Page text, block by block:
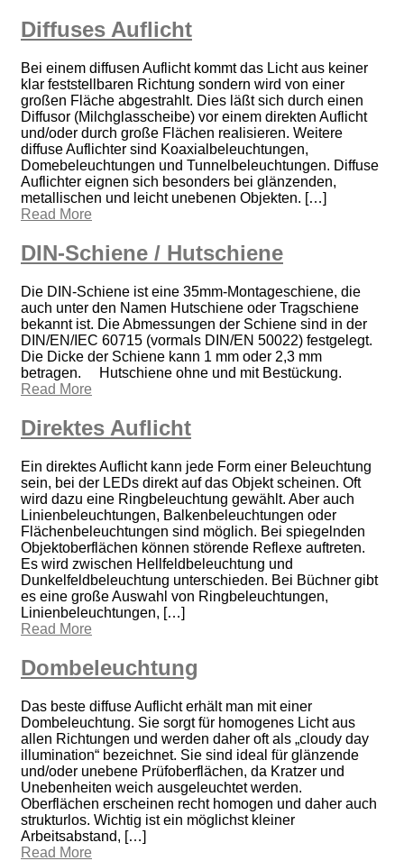
Diffuses Auflicht
Bei einem diffusen Auflicht kommt das Licht aus keiner
klar feststellbaren Richtung sondern wird von einer
großen Fläche abgestrahlt. Dies läßt sich durch einen
Diffusor (Milchglasscheibe) vor einem direkten Auflicht
und/oder durch große Flächen realisieren. Weitere
diffuse Auflichter sind Koaxialbeleuchtungen,
Domebeleuchtungen und Tunnelbeleuchtungen. Diffuse
Auflichter eignen sich besonders bei glänzenden,
metallischen und leicht unebenen Objekten. […]
Read More
DIN-Schiene / Hutschiene
Die DIN-Schiene ist eine 35mm-Montageschiene, die
auch unter den Namen Hutschiene oder Tragschiene
bekannt ist. Die Abmessungen der Schiene sind in der
DIN/EN/IEC 60715 (vormals DIN/EN 50022) festgelegt.
Die Dicke der Schiene kann 1 mm oder 2,3 mm
betragen. Hutschiene ohne und mit Bestückung.
Read More
Direktes Auflicht
Ein direktes Auflicht kann jede Form einer Beleuchtung
sein, bei der LEDs direkt auf das Objekt scheinen. Oft
wird dazu eine Ringbeleuchtung gewählt. Aber auch
Linienbeleuchtungen, Balkenbeleuchtungen oder
Flächenbeleuchtungen sind möglich. Bei spiegelnden
Objektoberflächen können störende Reflexe auftreten.
Es wird zwischen Hellfeldbeleuchtung und
Dunkelfeldbeleuchtung unterschieden. Bei Büchner gibt
es eine große Auswahl von Ringbeleuchtungen,
Linienbeleuchtungen, […]
Read More
Dombeleuchtung
Das beste diffuse Auflicht erhält man mit einer
Dombeleuchtung. Sie sorgt für homogenes Licht aus
allen Richtungen und werden daher oft als „cloudy day
illumination“ bezeichnet. Sie sind ideal für glänzende
und/oder unebene Prüfoberflächen, da Kratzer und
Unebenheiten weich ausgeleuchtet werden.
Oberflächen erscheinen recht homogen und daher auch
strukturlos. Wichtig ist ein möglichst kleiner
Arbeitsabstand, […]
Read More